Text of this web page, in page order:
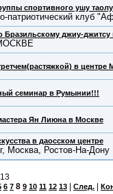
спортивного ушу
патриотический клуб
Бразильскому джиу-джитсу
в центре
семинар в Румынии!!!
Ян Лиюна в Москве
в даосском центре
Москва, Ростов-На-Дону
6 7 8 9 10 11 12 13 След.